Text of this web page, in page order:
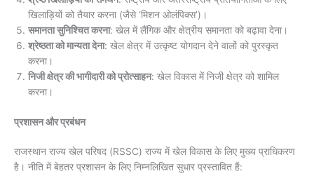
खिलाड़ियों को तैयार करना (जैसे ‘मिशन ओलंपिक्स’)।
समानता सुनिश्चित करना: खेल में लैंगिक और क्षेत्रीय समानता को बढ़ावा देना।
श्रेष्ठता को मान्यता देना: खेल क्षेत्र में उत्कृष्ट योगदान देने वालों को पुरस्कृत
करना।
निजी क्षेत्र की भागीदारी को प्रोत्साहन: खेल विकास में निजी क्षेत्र को शामिल
करना।
प्रशासन और प्रबंधन
राजस्थान राज्य खेल परिषद (RSSC) राज्य में खेल विकास के लिए मुख्य प्राधिकरण
है। नीति में बेहतर प्रशासन के लिए निम्नलिखित सुधार प्रस्तावित हैं: